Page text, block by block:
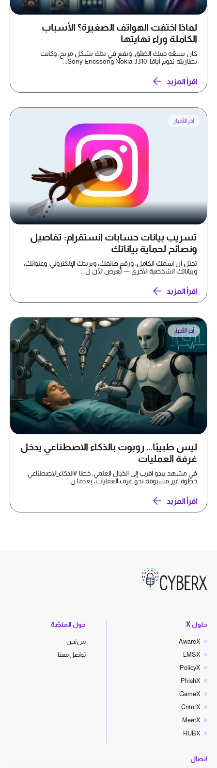
لماذا اختفت الهواتف الصغيرة؟ الأسباب
الكاملة وراء نهايتها
كان يسعُّه جيبك الضيِّق، ويقع في يدك بشكل مريح، وكانت
بطاريته تدوم أيامًا. Nokia 3310 وSony Ericsson...
اقرأ المزيد
آخر الأخبار
تسريب بيانات حسابات انستقرام: تفاصيل
ونصائح لحماية بياناتك
تخيّل أن اسمك الكامل، ورقم هاتفك، وبريدك الإلكتروني، وعنوانك،
وبياناتك الشخصية الأخرى — تُعرض الآن ل...
اقرأ المزيد
آخر الأخبار
ليس طبيبًا… روبوت بالذكاء الاصطناعي يدخل
غرفة العمليات
في مشهد يبدو أقرب إلى الخيال العلمي، خطا #الذكاء_الاصطناعي
خطوة غير مسبوقة نحو غرف العمليات، بعدما ن...
اقرأ المزيد
حلول X
AwareX
LMSX
PolicyX
PhishX
GameX
CntntX
MeetX
HUBX
حول المنصّة
من نحن
تواصل معنا
اتصال